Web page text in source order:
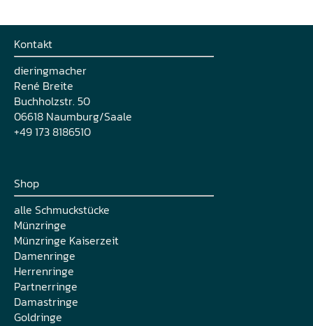
Kontakt
dieringmacher
René Breite
Buchholzstr. 50
06618 Naumburg/Saale
+49 173 8186510
Shop
alle Schmuckstücke
Münzringe
Münzringe Kaiserzeit
Damenringe
Herrenringe
Partnerringe
Damastringe
Goldringe